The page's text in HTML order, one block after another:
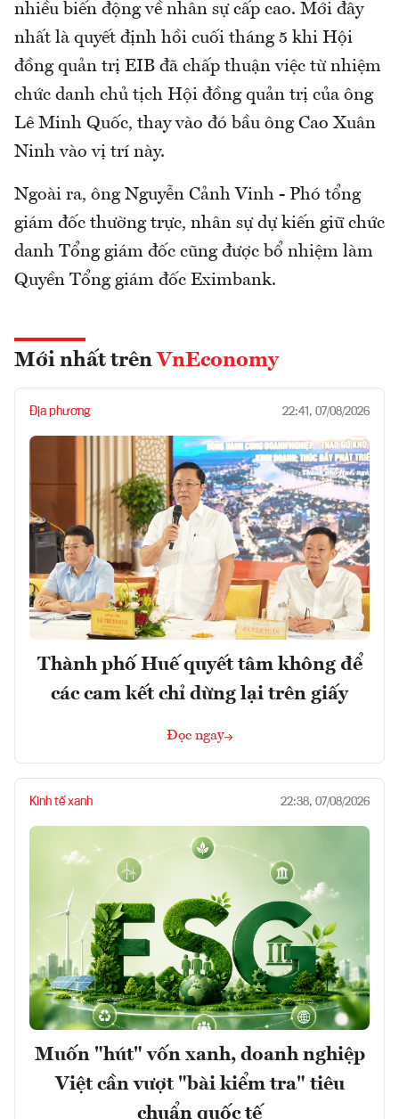
nhiều biến động về nhân sự cấp cao. Mới đây
nhất là quyết định hồi cuối tháng 5 khi Hội
đồng quản trị EIB đã chấp thuận việc từ nhiệm
chức danh chủ tịch Hội đồng quản trị của ông
Lê Minh Quốc, thay vào đó bầu ông Cao Xuân
Ninh vào vị trí này.
Ngoài ra, ông Nguyễn Cảnh Vinh - Phó tổng
giám đốc thường trực, nhân sự dự kiến giữ chức
danh Tổng giám đốc cũng được bổ nhiệm làm
Quyền Tổng giám đốc Eximbank.
Mới nhất trên VnEconomy
Địa phương 22:41, 07/08/2026
Thành phố Huế quyết tâm không để
các cam kết chỉ dừng lại trên giấy
Đọc ngay
Kinh tế xanh 22:38, 07/08/2026
Muốn "hút" vốn xanh, doanh nghiệp
Việt cần vượt "bài kiểm tra" tiêu
chuẩn quốc tế